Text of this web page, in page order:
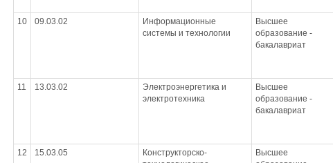
10 09.03.02
Информационные
системы и технологии
Высшее
образование -
бакалавриат
11 13.03.02
Электроэнергетика и
электротехника
Высшее
образование -
бакалавриат
12 15.03.05
Конструкторско-
Высшее